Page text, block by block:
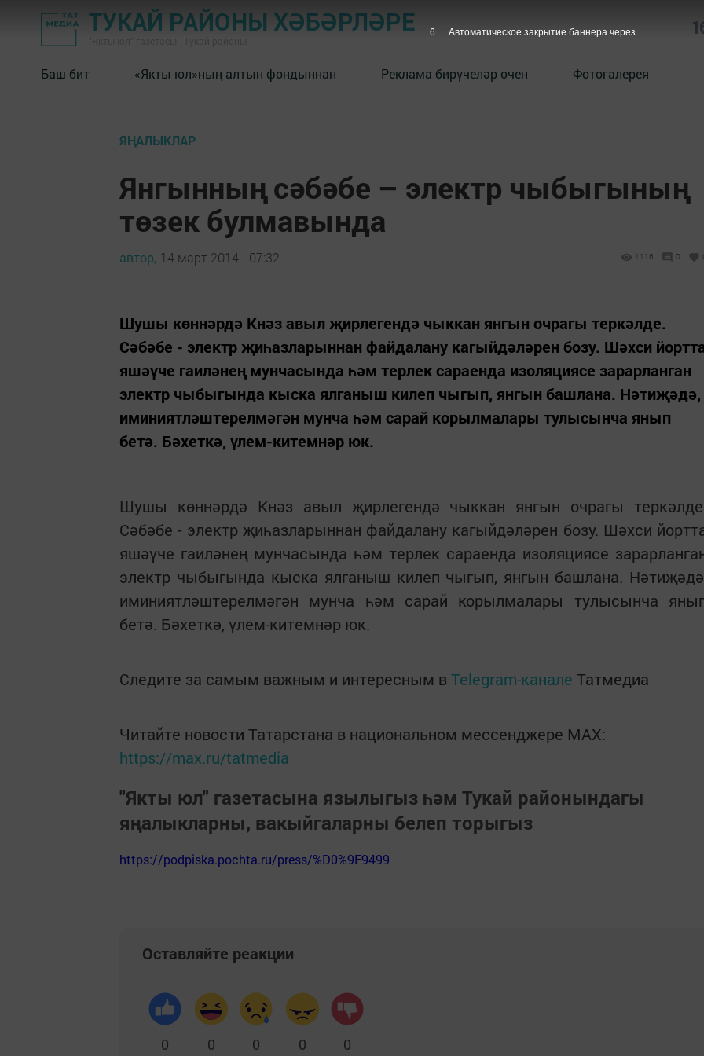
ТУКАЙ РАЙОНЫ ХӘБӘРЛӘРЕ
Баш бит «Якты юл»ның алтын фондыннан Реклама бирүчеләр өчен Фотогалерея
ЯҢАЛЫКЛАР
Янгынның сәбәбе – электр чыбыгының
төзек булмавында
автор, 14 март 2014 - 07:32 1116 0
Шушы көннәрдә Кнәз авыл җирлегендә чыккан янгын очрагы теркәлде.
Сәбәбе - электр җиһазларыннан файдалану кагыйдәләрен бозу. Шәхси
яшәүче гаиләнең мунчасында һәм терлек сараенда изоляциясе зарарланган
электр чыбыгында кыска ялганыш килеп чыгып, янгын башлана. Нәтиҗәдә,
иминиятләштерелмәгән мунча һәм сарай корылмалары тулысынча янып
бетә. Бәхеткә, үлем-китемнәр юк.
Шушы көннәрдә Кнәз авыл җирлегендә чыккан янгын очрагы
Сәбәбе - электр җиһазларыннан файдалану кагыйдәләрен бозу. Шәхси
яшәүче гаиләнең мунчасында һәм терлек сараенда изоляциясе
электр чыбыгында кыска ялганыш килеп чыгып, янгын башлана.
иминиятләштерелмәгән мунча һәм сарай корылмалары тулысынча
бетә. Бәхеткә, үлем-китемнәр юк.
Следите за самым важным и интересным в Telegram-канале Татмедиа
Читайте новости Татарстана в национальном мессенджере MАХ:
https://max.ru/tatmedia
"Якты юл" газетасына язылыгыз һәм Тукай районындагы
яңалыкларны, вакыйгаларны белеп торыгыз
https://podpiska.pochta.ru/press/%D0%9F9499
Оставляйте реакции
0 0 0 0 0
5 Автоматическое закрытие баннера через